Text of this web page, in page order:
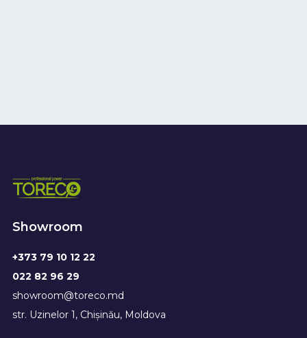
Showroom
+373 79 10 12 22
022 82 96 29
showroom@toreco.md
str. Uzinelor 1, Chișinău, Moldova